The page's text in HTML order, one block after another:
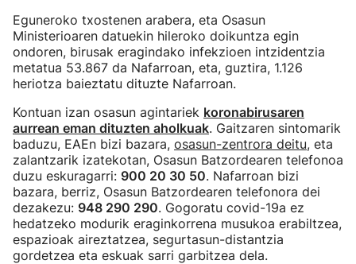
Eguneroko txostenen arabera, eta Osasun
Ministerioaren datuekin hileroko doikuntza egin
ondoren, birusak eragindako infekzioen intzidentzia
metatua 53.867 da Nafarroan, eta, guztira, 1.126
heriotza baieztatu dituzte Nafarroan.
Kontuan izan osasun agintariek koronabirusaren
aurrean eman dituzten aholkuak. Gaitzaren sintomarik
baduzu, EAEn bizi bazara, osasun-zentrora deitu, eta
zalantzarik izatekotan, Osasun Batzordearen telefonoa
duzu eskuragarri: 900 20 30 50. Nafarroan bizi
bazara, berriz, Osasun Batzordearen telefonora dei
dezakezu: 948 290 290. Gogoratu covid-19a ez
hedatzeko modurik eraginkorrena musukoa erabiltzea,
espazioak aireztatzea, segurtasun-distantzia
gordetzea eta eskuak sarri garbitzea dela.